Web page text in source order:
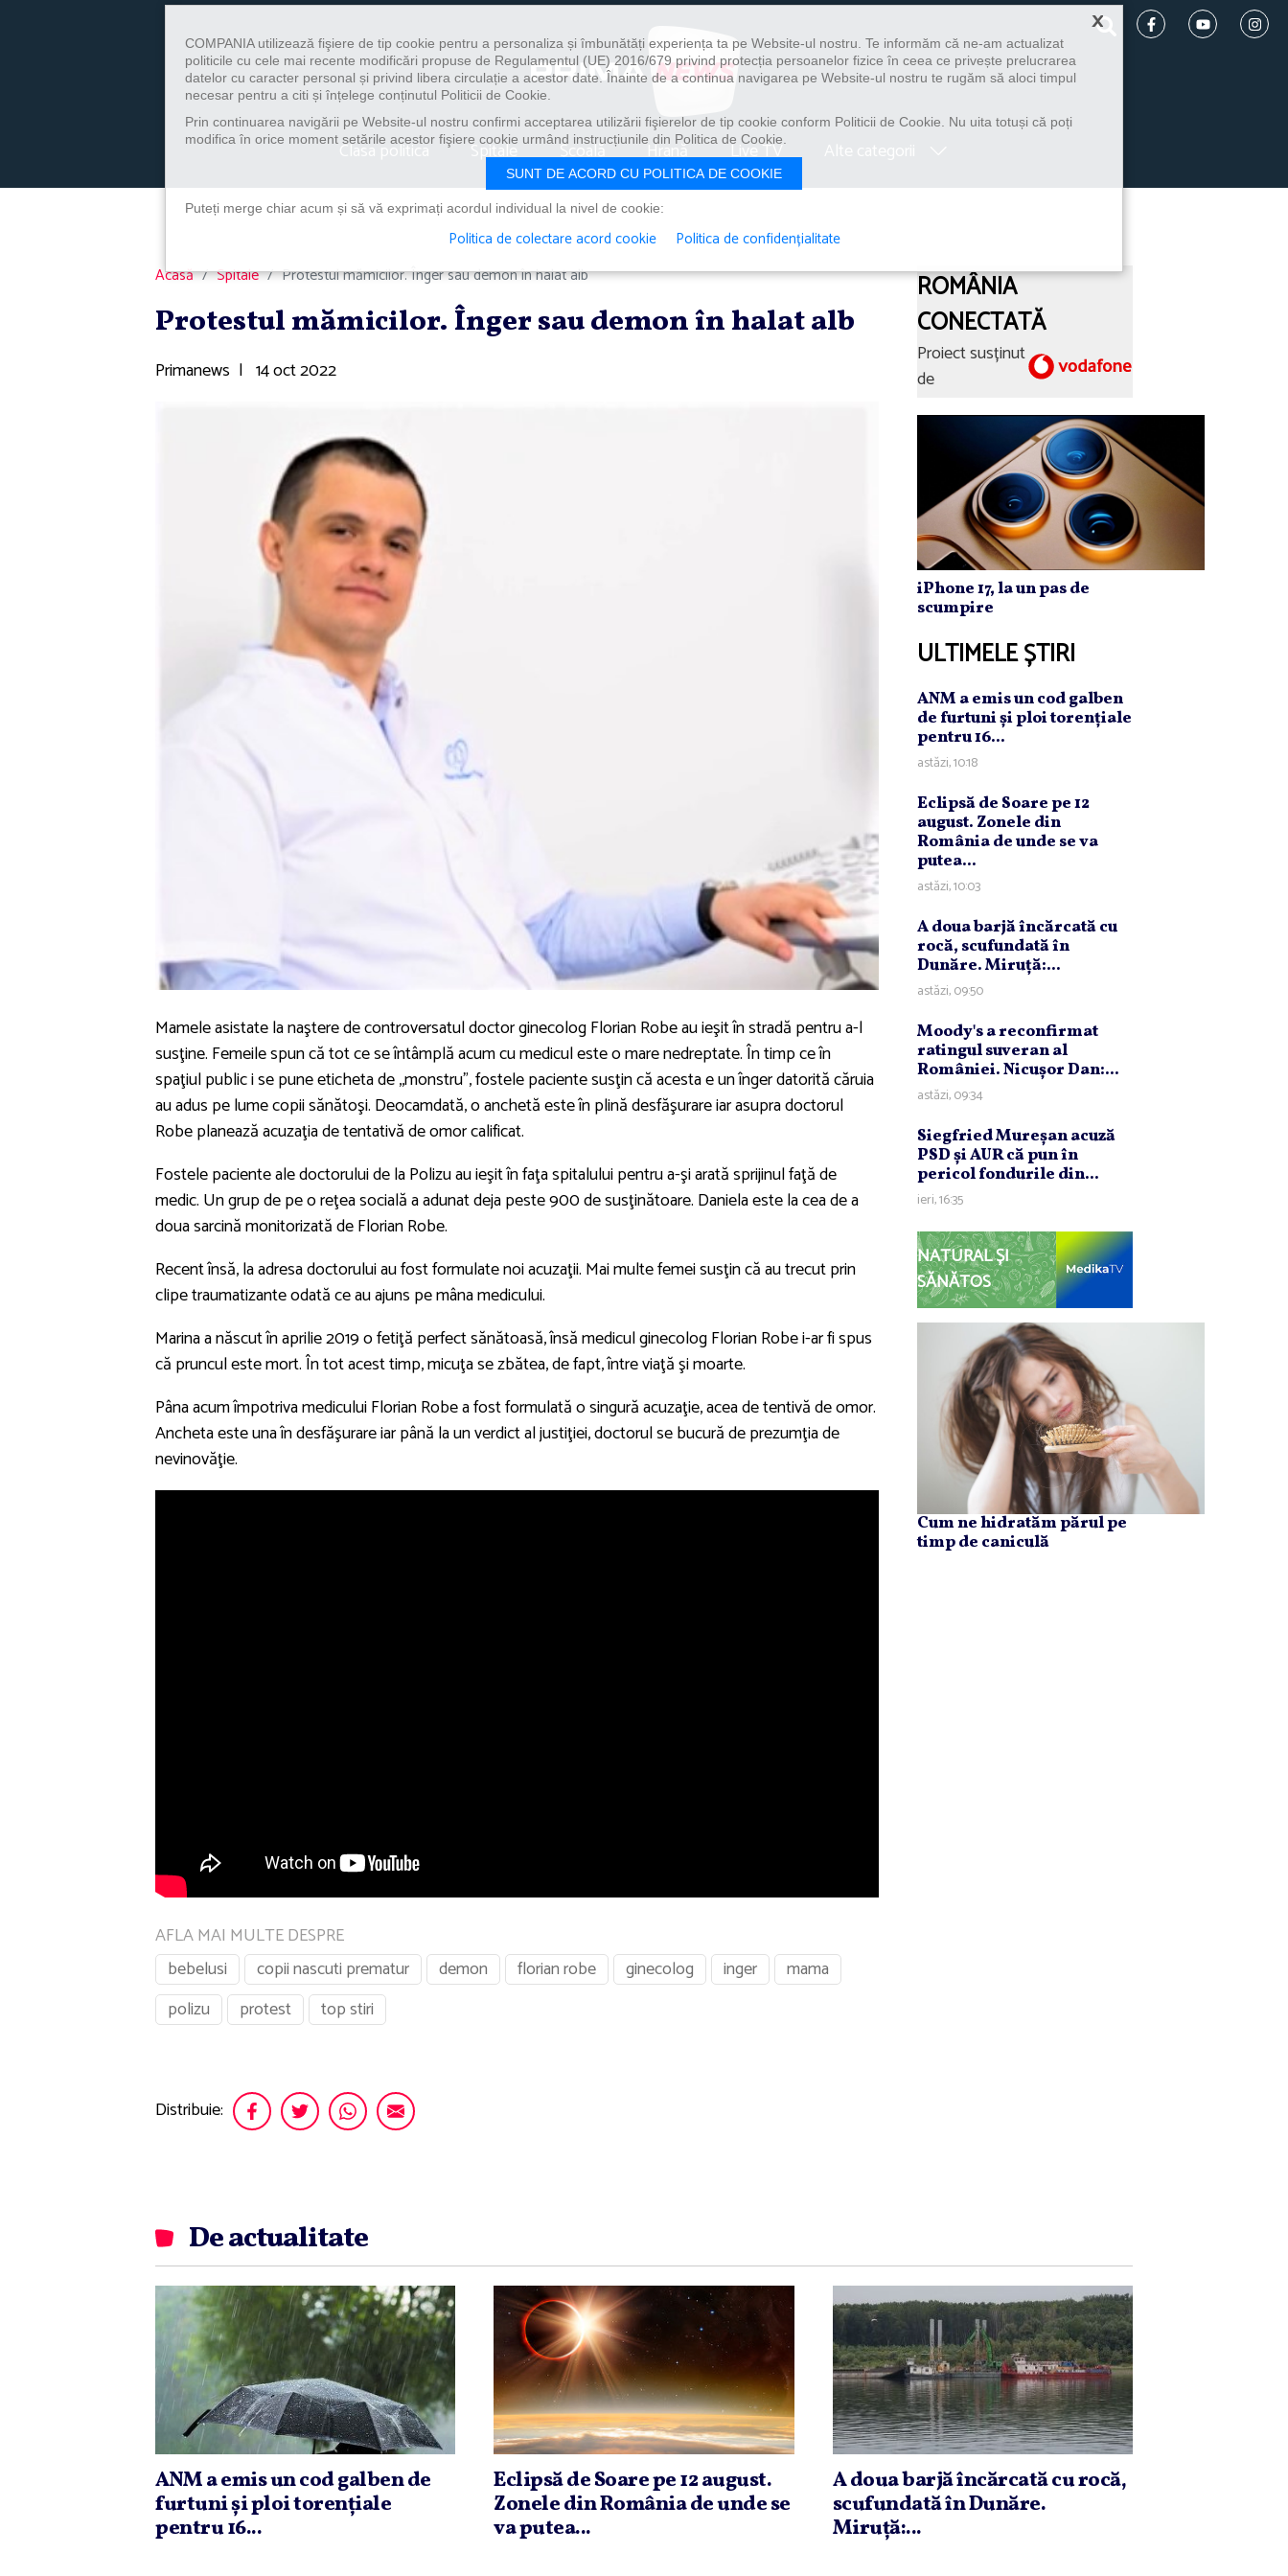
Clasa politica Spitale Școală Hrană Live TV
Acasă Spitale Protestul mămicilor. Înger sau demon în halat alb
Protestul mămicilor. Înger sau demon în halat alb
Primanews | 14 oct 2022
Mamele asistate la naştere de controversatul doctor ginecolog Florian Robe au ieşit în stradă pentru a-l
susţine. Femeile spun că tot ce se întâmplă acum cu medicul este o mare nedreptate. În timp ce în
spaţiul public i se pune eticheta de ,,monstru”, fostele paciente susţin că acesta e un înger datorită căruia
au adus pe lume copii sănătoşi. Deocamdată, o anchetă este în plină desfăşurare iar asupra doctorul
Robe planează acuzaţia de tentativă de omor calificat.
Fostele paciente ale doctorului de la Polizu au ieşit în faţa spitalului pentru a-şi arată sprijinul faţă de
medic. Un grup de pe o reţea socială a adunat deja peste 900 de susţinătoare. Daniela este la cea de a
doua sarcină monitorizată de Florian Robe.
Recent însă, la adresa doctorului au fost formulate noi acuzaţii. Mai multe femei susţin că au trecut prin
clipe traumatizante odată ce au ajuns pe mâna medicului.
Marina a născut în aprilie 2019 o fetiţă perfect sănătoasă, însă medicul ginecolog Florian Robe i-ar fi spus
că pruncul este mort. În tot acest timp, micuţa se zbătea, de fapt, între viaţă şi moarte.
Pâna acum împotriva medicului Florian Robe a fost formulată o singură acuzaţie, acea de tentivă de omor.
Ancheta este una în desfăşurare iar până la un verdict al justiţiei, doctorul se bucură de prezumţia de
nevinovăţie.
AFLA MAI MULTE DESPRE
bebelusi
copii nascuti prematur demon florian robe ginecolog inger
mama
polizu
protest top stiri
Distribuie:
ROMÂNIA
CONECTATĂ
Proiect susținut
de
iPhone 17, la un pas de
scumpire
ULTIMELE ȘTIRI
ANM a emis un cod galben
de furtuni şi ploi torenţiale
pentru 16...
astăzi, 10:18
Eclipsă de Soare pe 12
august. Zonele din
România de unde se va
putea...
astăzi, 10:03
A doua barjă încărcată cu
rocă, scufundată în
Dunăre. Miruţă:...
astăzi, 09:50
Moody's a reconfirmat
ratingul suveran al
României. Nicuşor Dan:...
astăzi, 09:34
Siegfried Mureşan acuză
PSD şi AUR că pun în
pericol fondurile din...
ieri, 16:35
NATURAL ȘI
SĂNĂTOS
Cum ne hidratăm părul pe
timp de caniculă
De actualitate
ANM a emis un cod galben de
furtuni şi ploi torenţiale
pentru 16...
Eclipsă de Soare pe 12 august.
Zonele din România de unde se
va putea...
A doua barjă încărcată cu rocă,
scufundată în Dunăre.
Miruţă:...
×
COMPANIA utilizează fişiere de tip cookie pentru a personaliza și îmbunătăți experiența ta pe Website-ul nostru. Te informăm că ne-am actualizat
politicile cu cele mai recente modificări propuse de Regulamentul (UE) 2016/679 privind protecția persoanelor fizice în ceea ce privește prelucrarea
datelor cu caracter personal și privind libera circulație a acestor date. Înainte de a continua navigarea pe Website-ul nostru te rugăm să aloci timpul
necesar pentru a citi și înțelege conținutul Politicii de Cookie.
Prin continuarea navigării pe Website-ul nostru confirmi acceptarea utilizării fişierelor de tip cookie conform Politicii de Cookie. Nu uita totuși că poți
modifica în orice moment setările acestor fişiere cookie urmând instrucțiunile din Politica de Cookie.
SUNT DE ACORD CU POLITICA DE COOKIE
Puteți merge chiar acum și să vă exprimați acordul individual la nivel de cookie:
Politica de colectare acord cookie Politica de confidențialitate